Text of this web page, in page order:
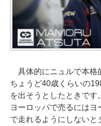
具体的にニュルで本格
ちょうど40歳くらいの
を出そうとしたときです
ヨーロッパで売るには
で走れるようにしないと